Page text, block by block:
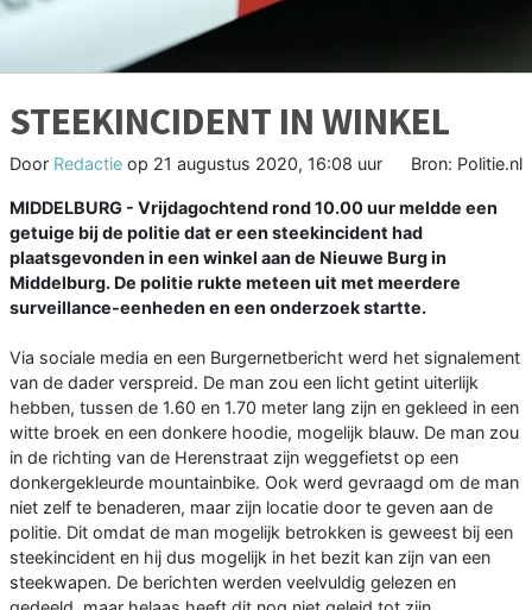
STEEKINCIDENT IN WINKEL
Door Redactie op 21 augustus 2020, 16:08 uur Bron: Politie.nl
MIDDELBURG - Vrijdagochtend rond 10.00 uur meldde een
getuige bij de politie dat er een steekincident had
plaatsgevonden in een winkel aan de Nieuwe Burg in
Middelburg. De politie rukte meteen uit met meerdere
surveillance-eenheden en een onderzoek startte.
Via sociale media en een Burgernetbericht werd het signalement
van de dader verspreid. De man zou een licht getint uiterlijk
hebben, tussen de 1.60 en 1.70 meter lang zijn en gekleed in een
witte broek en een donkere hoodie, mogelijk blauw. De man zou
in de richting van de Herenstraat zijn weggefietst op een
donkergekleurde mountainbike. Ook werd gevraagd om de man
niet zelf te benaderen, maar zijn locatie door te geven aan de
politie. Dit omdat de man mogelijk betrokken is geweest bij een
steekincident en hij dus mogelijk in het bezit kan zijn van een
steekwapen. De berichten werden veelvuldig gelezen en